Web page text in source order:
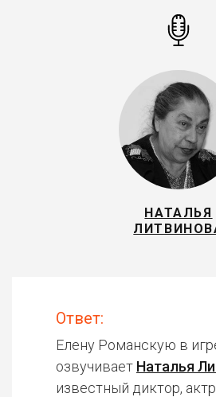
НАТАЛЬЯ
Ответ:
Елену Романскую в
озвучивает Наталья
известный диктор,